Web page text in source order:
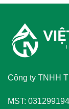
Công ty TNHH
MST: